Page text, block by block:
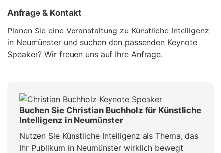
Anfrage & Kontakt
Planen Sie eine Veranstaltung zu Künstliche Intelligenz
in Neumünster und suchen den passenden Keynote
Speaker? Wir freuen uns auf Ihre Anfrage.
Buchen Sie Christian Buchholz für Künstliche
Intelligenz in Neumünster
Nutzen Sie Künstliche Intelligenz als Thema, das
Ihr Publikum in Neumünster wirklich bewegt.